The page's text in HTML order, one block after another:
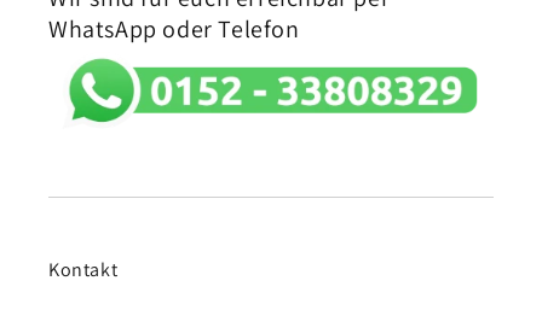
WhatsApp oder Telefon
Kontakt